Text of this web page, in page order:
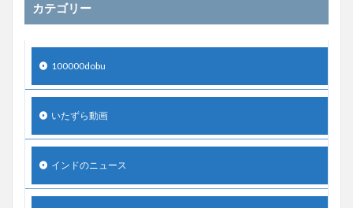
カテゴリー
100000dobu
いたずら動画
インドのニュース